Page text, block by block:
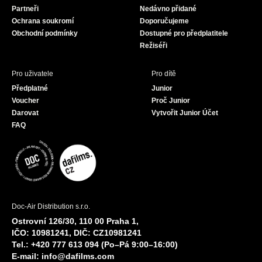
Partneři
Ochrana soukromí
Obchodní podmínky
Nedávno přidané
Doporučujeme
Dostupné pro předplatitele
Režiséři
Pro uživatele
Předplatné
Voucher
Darovat
FAQ
Pro dítě
Junior
Proč Junior
Vytvořit Junior Účet
Doc-Air Distribution s.r.o.
Ostrovní 126/30, 110 00 Praha 1,
IČO: 10981241, DIČ: CZ10981241
Tel.: +420 777 613 094 (Po–Pá 9:00–16:00)
E-mail: info@dafilms.com